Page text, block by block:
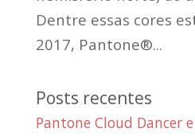
Dentre essas cores
2017, Pantone®...
Posts recentes
Pantone Cloud Dancer